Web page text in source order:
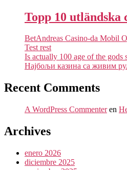
Topp 10 utländska
BetAndreas Casino-da Mobil
Test rest
Is actually 100 age of the gods
Најбољи казина са живим
Recent Comments
A WordPress Commenteren
Archives
enero 2026
diciembre 2025